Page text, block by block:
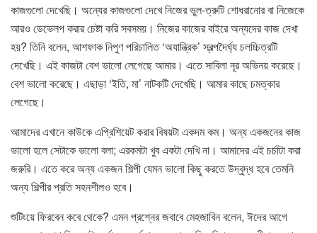
কাজগুলো দেখেছি। অন্যের কাজগুলো দেখে নিজের ভুল-ত্রুটি শোধরানোর বা নিজেকে
আরও ডেভেলপ করার চেষ্টা করি সবসময়। নিজের কাজের বাইরে অন্যদের কাজ দেখা
হয়? তিনি বলেন, আশফাক নিপুণ পরিচালিত ‘অযান্ত্রিক’ স্বল্পদৈর্ঘ্য চলচ্চিত্রটি
দেখেছি। এই কাজটা বেশ ভালো লেগেছে আমার। এতে সাবিলা নূর অভিনয় করেছে।
বেশ ভালো করেছে। এছাড়া ‘ইতি, মা’ নাটকটি দেখেছি। আমার কাছে চমত্কার
লেগেছে।
আমাদের এখানে কাউকে এপ্রিশিয়েট করার বিষয়টা একদম কম। অন্য একজনের কাজ
ভালো হলে সেটাকে ভালো বলা; এরকমটা খুব একটা দেখি না। আমাদের এই চর্চাটা করা
জরুরি। এতে করে অন্য একজন শিল্পী যেমন ভালো কিছু করতে উদ্বুদ্ধ হবে তেমনি
অন্য শিল্পীর প্রতি সহনশীলও হবে।
শুটিংয়ে ফিরবেন কবে থেকে? এমন প্রশ্নের জবাবে মেহজাবিন বলেন, ঈদের আগে